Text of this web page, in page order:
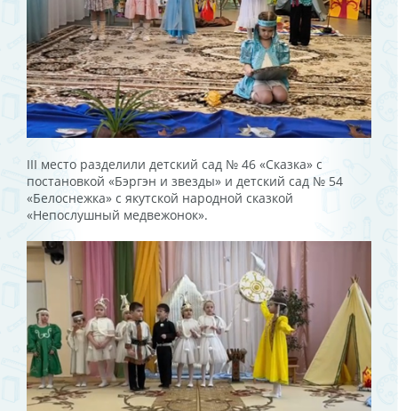
III место разделили детский сад № 46 «Сказка» с
постановкой «Бэргэн и звезды» и детский сад № 54
«Белоснежка» с якутской народной сказкой
«Непослушный медвежонок».